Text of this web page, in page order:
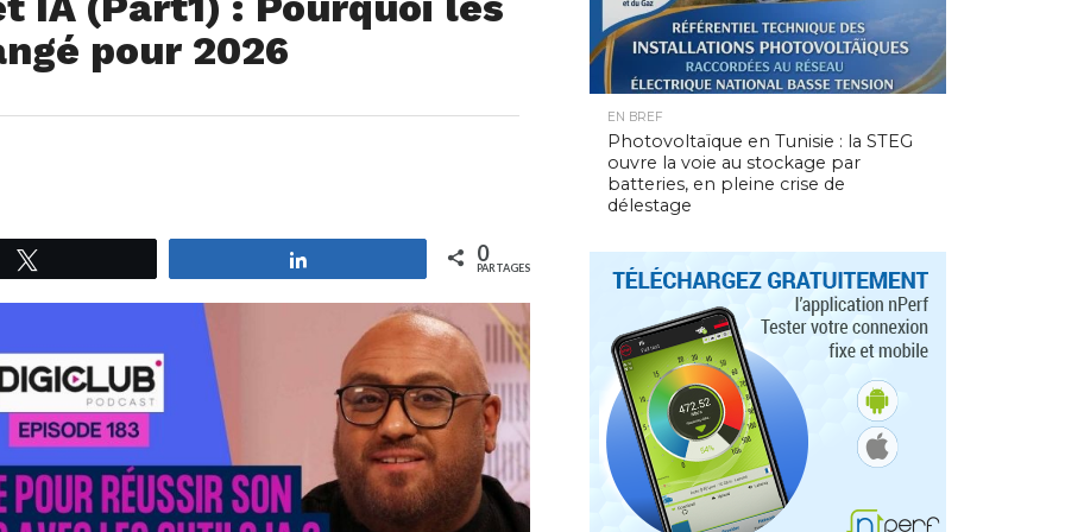
pour 2026
0
PARTAGES
EN BREF
Photovoltaïque en Tunisie : la STEG
ouvre la voie au stockage par
batteries, en pleine crise de
délestage